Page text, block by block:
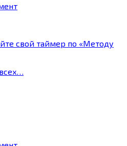
свой таймер по «Методу